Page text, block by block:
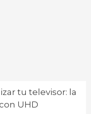
tu televisor: la
UHD